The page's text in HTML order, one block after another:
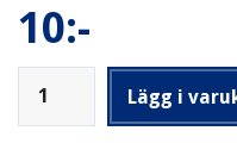
10:-
Lägg i